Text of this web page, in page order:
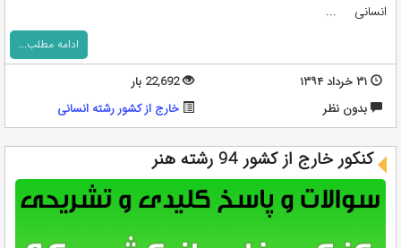
انسانی ...
ادامه مطلب...
۳۱ خرداد ۱۳۹۴
22,692 بار
بدون نظر
خارج از کشور رشته انسانی
کنکور خارج از کشور 94 رشته هنر